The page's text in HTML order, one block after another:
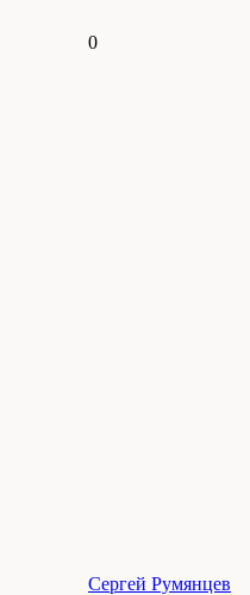
0
Сергей Румянцев